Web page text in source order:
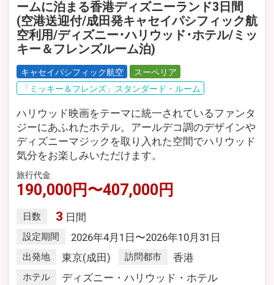
ームに泊まる香港ディズニーランド3日間
(空港送迎付/成田発キャセイパシフィック航
空利用/ディズニー･ハリウッド･ホテル/ミッ
キー＆フレンズルーム泊)
キャセイパシフィック航空
スーペリア
「ミッキー＆フレンズ」スタンダード・ルーム
ハリウッド映画をテーマに統一されているファンタ
ジーにあふれたホテル。アールデコ調のデザインや
ディズニーマジックを取り入れた空間でハリウッド
気分をお楽しみいただけます。
旅行代金
190,000円〜407,000円
日数 3 日間
設定期間 2026年4月1日〜2026年10月31日
出発地 東京(成田) 訪問都市 香港
ホテル ディズニー・ハリウッド・ホテル